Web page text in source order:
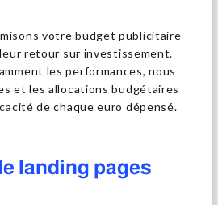
votre budget publicitaire
retour sur investissement.
les performances, nous
et les allocations budgétaires
de chaque euro dépensé.
landing pages